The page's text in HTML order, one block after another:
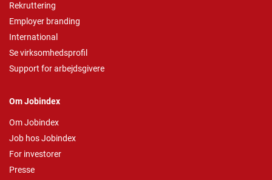
Rekruttering
Employer branding
International
Se virksomhedsprofil
Support for arbejdsgivere
Om Jobindex
Om Jobindex
Job hos Jobindex
For investorer
Presse